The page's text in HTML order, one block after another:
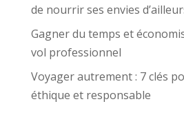
de nourrir ses envies
Gagner du temps et
vol professionnel
Voyager autrement : 7 clés
éthique et responsable